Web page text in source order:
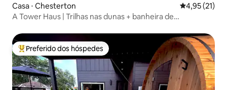
Casa ⋅ Chesterton 4,95 de uma
4,95 (21)
A Tower Haus | Trilhas nas dunas + banheira de
Entre os melhores preferidos dos hóspedes
Preferido dos hóspedes